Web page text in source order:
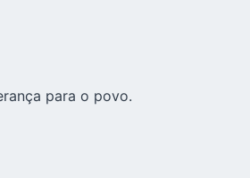
para o povo.